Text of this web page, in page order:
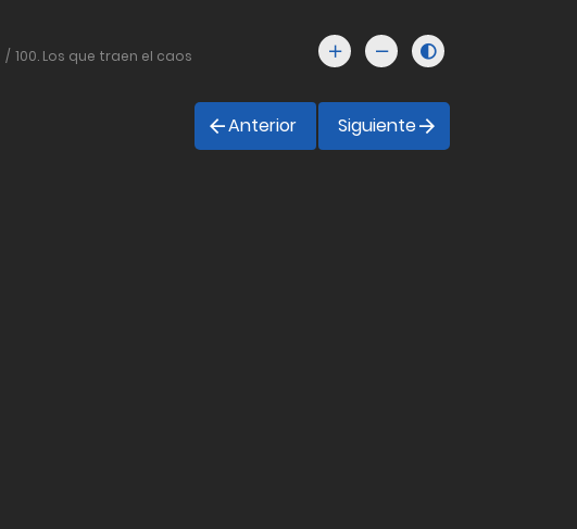
100. Los que traen el caos
Anterior Siguiente